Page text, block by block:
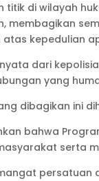
titik di wilayah
membagikan
kepedulian
dari
yang
dibagikan ini
bahwa
serta